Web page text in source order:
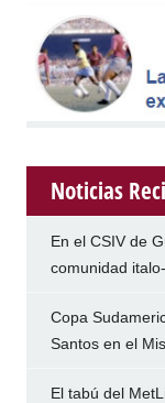
Noticias
En el CSIV de
comunidad
Copa
Santos en el
El tabú del